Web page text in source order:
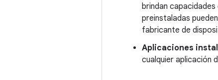
brindan
preinstaladas
fabricante de
Aplicaciones
cualquier aplicación